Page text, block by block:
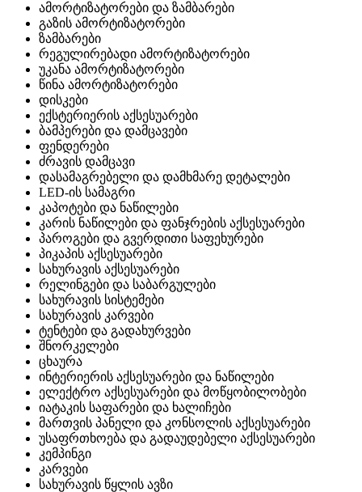
ამორტიზატორები და ზამბარები
გაზის ამორტიზატორები
ზამბარები
რეგულირებადი ამორტიზატორები
უკანა ამორტიზატორები
წინა ამორტიზატორები
დისკები
ექსტერიერის აქსესუარები
ბამპერები და დამცავები
ფენდერები
ძრავის დამცავი
დასამაგრებელი და დამხმარე დეტალები
LED-ის სამაგრი
კაპოტები და ნაწილები
კარის ნაწილები და ფანჯრების აქსესუარები
პაროგები და გვერდითი საფეხურები
პიკაპის აქსესუარები
სახურავის აქსესუარები
რელინგები და საბარგულები
სახურავის სისტემები
სახურავის კარვები
ტენტები და გადახურვები
შნორკელები
ცხაურა
ინტერიერის აქსესუარები და ნაწილები
ელექტრო აქსესუარები და მოწყობილობები
იატაკის საფარები და ხალიჩები
მართვის პანელი და კონსოლის აქსესუარები
უსაფრთხოება და გადაუდებელი აქსესუარები
კემპინგი
კარვები
სახურავის წყლის ავზი